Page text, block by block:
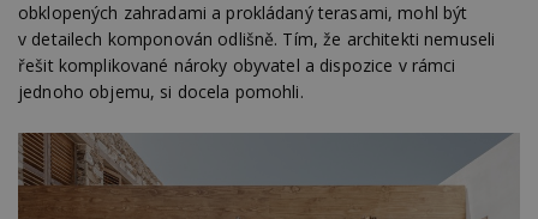
obklopených zahradami a prokládaný terasami, mohl být
v detailech komponován odlišně. Tím, že architekti nemuseli
řešit komplikované nároky obyvatel a dispozice v rámci
jednoho objemu, si docela pomohli.